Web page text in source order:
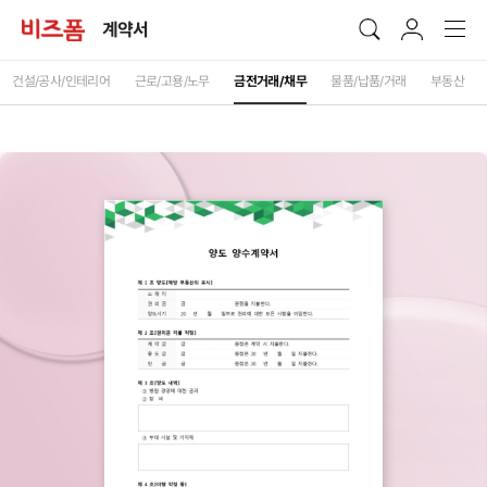
계약서
건설/공사/인테리어 근로/고용/노무 금전거래/채무 물품/납품/거래 부동산